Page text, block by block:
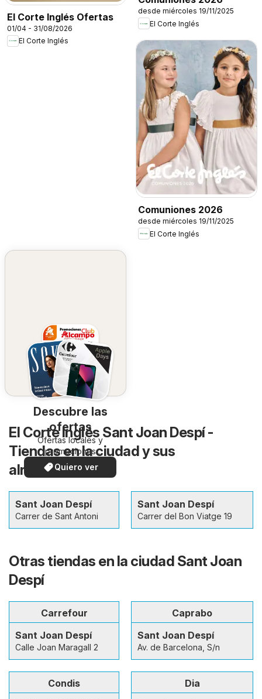
El Corte Inglés Ofertas
01/04 - 31/08/2026
El Corte Inglés
desde miércoles 19/11/2025
El Corte Inglés
Comuniones 2026
desde miércoles 19/11/2025
El Corte Inglés
Descubre las
ofertas
Ofertas locales y
promociones
especiales.
Quiero ver
El Corte Inglés Sant Joan Despí -
Tiendas en la ciudad y sus
alrededores
Sant Joan Despí
Carrer de Sant Antoni
Sant Joan Despí
Carrer del Bon Viatge 19
Otras tiendas en la ciudad Sant Joan
Despí
Carrefour
Sant Joan Despí
Calle Joan Maragall 2
Caprabo
Sant Joan Despí
Av. de Barcelona, S/n
Condis
Dia